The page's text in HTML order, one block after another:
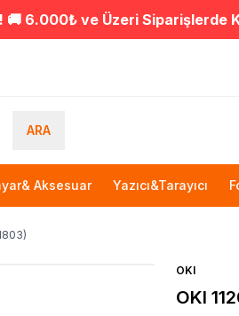
🚚 6.000₺ ve Üzeri Siparişlerde
ARA
Aksesuar Yazıcı&Tarayıcı
OKI
OKI